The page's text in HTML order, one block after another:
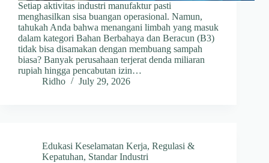
Setiap aktivitas industri manufaktur pasti
menghasilkan sisa buangan operasional. Namun,
tahukah Anda bahwa menangani limbah yang masuk
dalam kategori Bahan Berbahaya dan Beracun (B3)
tidak bisa disamakan dengan membuang sampah
biasa? Banyak perusahaan terjerat denda miliaran
rupiah hingga pencabutan izin…
Ridho
July 29, 2026
Edukasi Keselamatan Kerja, Regulasi &
Kepatuhan, Standar Industri